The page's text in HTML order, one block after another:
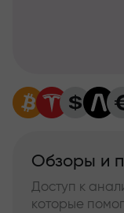
Обзоры и
Доступ к
которые